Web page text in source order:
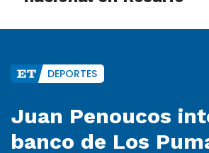
DEPORTES
Juan Penoucos
banco de Los